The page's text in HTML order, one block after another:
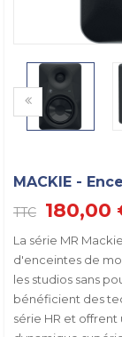
MACKIE -
TTC 180,00
La série MR
d'enceintes de
les studios sans
bénéficient des
série HR et